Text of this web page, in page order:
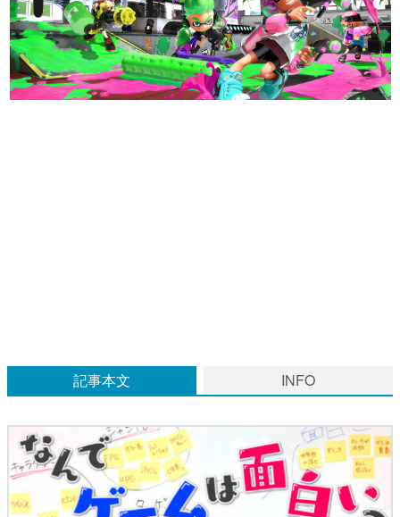
若ゲのいたり〜ゲームクリエイターの青春〜
『うつヌケ』『ペンと箸』等で知られるマンガ家・田中圭
一先生によるゲーム業界レポートマンガです。
なんでゲームは面白い？
アプリレビュー
その他
電ファミニコゲーマーとは？
運営：株式会社マレ
記事本文 INFO